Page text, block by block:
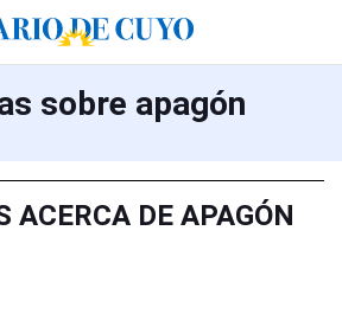
sobre apagón
ACERCA DE APAGÓN